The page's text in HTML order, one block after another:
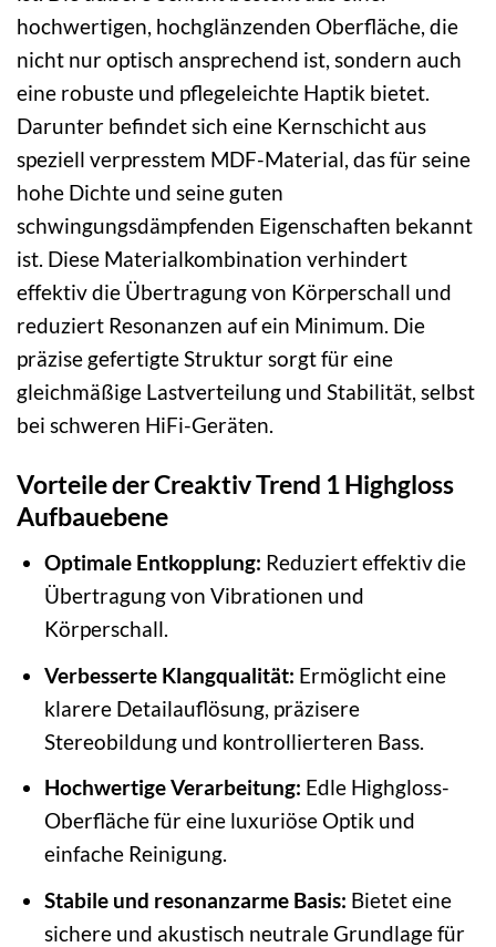
hochwertigen, hochglänzenden Oberfläche, die
nicht nur optisch ansprechend ist, sondern auch
eine robuste und pflegeleichte Haptik bietet.
Darunter befindet sich eine Kernschicht aus
speziell verpresstem MDF-Material, das für seine
hohe Dichte und seine guten
schwingungsdämpfenden Eigenschaften bekannt
ist. Diese Materialkombination verhindert
effektiv die Übertragung von Körperschall und
reduziert Resonanzen auf ein Minimum. Die
präzise gefertigte Struktur sorgt für eine
gleichmäßige Lastverteilung und Stabilität, selbst
bei schweren HiFi-Geräten.
Vorteile der Creaktiv Trend 1 Highgloss
Aufbauebene
Optimale Entkopplung: Reduziert effektiv die
Übertragung von Vibrationen und
Körperschall.
Verbesserte Klangqualität: Ermöglicht eine
klarere Detailauflösung, präzisere
Stereobildung und kontrollierteren Bass.
Hochwertige Verarbeitung: Edle Highgloss-
Oberfläche für eine luxuriöse Optik und
einfache Reinigung.
Stabile und resonanzarme Basis: Bietet eine
sichere und akustisch neutrale Grundlage für